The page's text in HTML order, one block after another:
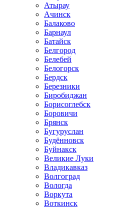
Атырау
Ачинск
Балаково
Барнаул
Батайск
Белгород
Белебей
Белогорск
Бердск
Березники
Биробиджан
Борисоглебск
Боровичи
Брянск
Бугуруслан
Будённовск
Буйнакск
Великие Луки
Владикавказ
Волгоград
Вологда
Воркута
Воткинск